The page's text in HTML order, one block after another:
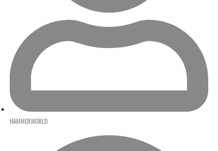
HAMMERWORLD